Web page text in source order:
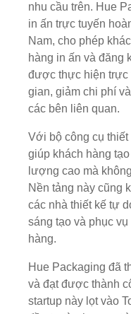
nhu cầu trên. Hue
in ấn trực tuyến
Nam, cho phép
hàng in ấn và đăng
được thực hiện trực
gian, giảm chi phí
các bên liên quan.
Với bộ công cụ
giúp khách hàng
lượng cao mà
Nền tảng này cũng
các nhà thiết kế tự
sáng tạo và phục
hàng.
Hue Packaging đã
và đạt được thành
startup này lọt vào